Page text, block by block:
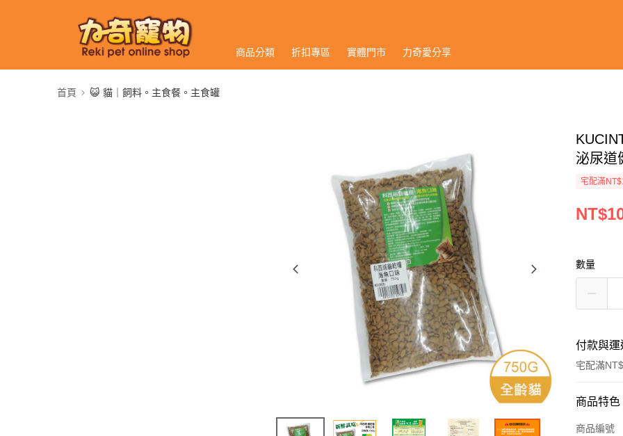
商品分類 折扣專區 實體門市 力奇愛分享
首頁 😺 貓｜飼料。主食餐。主食罐
泌尿道
宅配滿
數量
付款與運
宅配滿
付款方式
信用卡一次
商品特色
商品編號